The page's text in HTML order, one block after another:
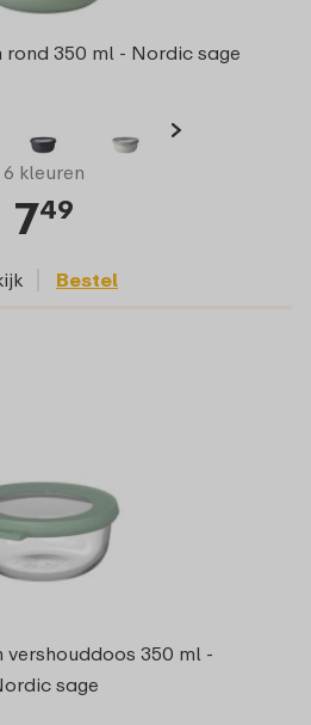
350 ml - Nordic sage
6 kleuren
749
Bestel
vershouddoos 350 ml -
sage